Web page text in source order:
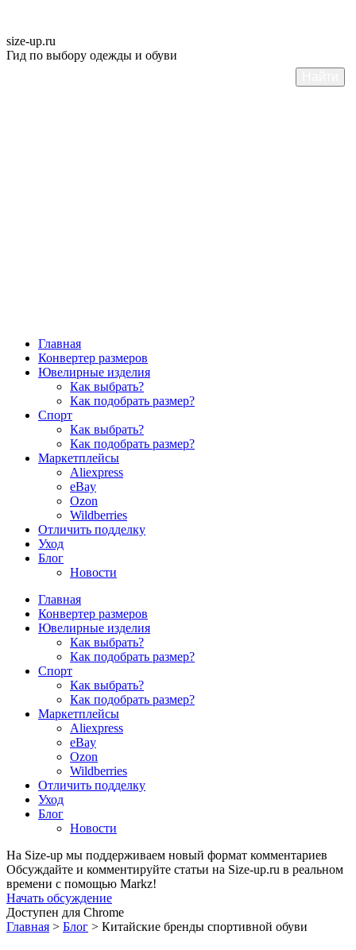
size-up.ru
Гид по выбору одежды и обуви
Главная
Конвертер размеров
Ювелирные изделия
Как выбрать?
Как подобрать размер?
Спорт
Как выбрать?
Как подобрать размер?
Маркетплейсы
Aliexpress
eBay
Ozon
Wildberries
Отличить подделку
Уход
Блог
Новости
Главная
Конвертер размеров
Ювелирные изделия
Как выбрать?
Как подобрать размер?
Спорт
Как выбрать?
Как подобрать размер?
Маркетплейсы
Aliexpress
eBay
Ozon
Wildberries
Отличить подделку
Уход
Блог
Новости
На Size-up мы поддерживаем новый формат комментариев
Обсуждайте и комментируйте статьи на Size-up.ru в реальном
времени с помощью Markz!
Начать обсуждение
Доступен для Chrome
Главная > Блог > Китайские бренды спортивной обуви